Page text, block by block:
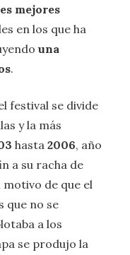
mejores
en los que ha
una
.
festival se divide
y la más
hasta 2006, año
a su racha de
de que el
que no se
a los
se produjo la